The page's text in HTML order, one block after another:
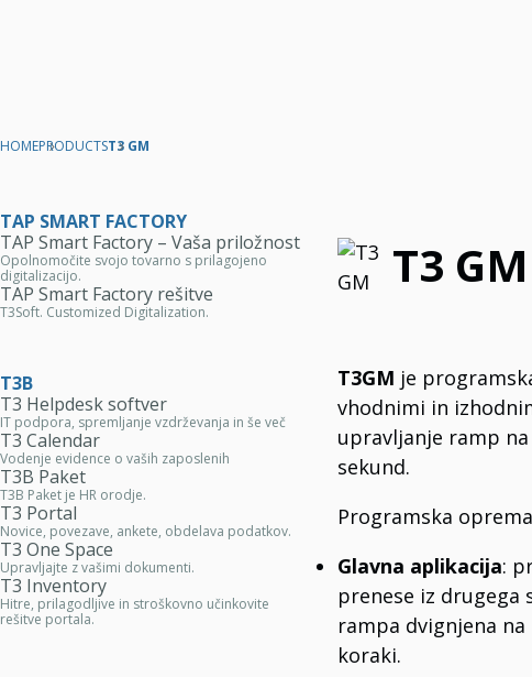
HOMEPRODUCTST3 GM
TAP SMART FACTORY
TAP Smart Factory – Vaša priložnost
Opolnomočite svojo tovarno s prilagojeno
digitalizacijo.
TAP Smart Factory rešitve
T3Soft. Customized Digitalization.
T3B
T3 Helpdesk softver
IT podpora, spremljanje vzdrževanja in še več
T3 Calendar
Vodenje evidence o vaših zaposlenih
T3B Paket
T3B Paket je HR orodje.
T3 Portal
Novice, povezave, ankete, obdelava podatkov.
T3 One Space
Upravljajte z vašimi dokumenti.
T3 Inventory
Hitre, prilagodljive in stroškovno učinkovite
rešitve portala.
T3 GM
T3GM je
vhodnimi in
upravljanje ramp
sekund.
Programska
Glavna aplikacija:
prenese iz drugega
rampa dvignjena
koraki.